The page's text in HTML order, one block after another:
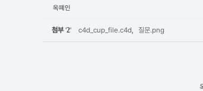
옥뗴인
첨부 '2' c4d_cup_file.c4d, 질문.png